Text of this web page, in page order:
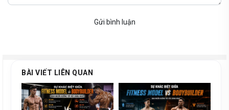
Gửi bình luận
BÀI VIẾT LIÊN QUAN